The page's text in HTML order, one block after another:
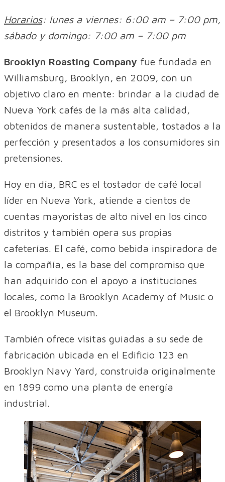
Horarios: lunes a viernes: 6:00 am – 7:00 pm,
sábado y domingo: 7:00 am – 7:00 pm
Brooklyn Roasting Company fue fundada en
Williamsburg, Brooklyn, en 2009, con un
objetivo claro en mente: brindar a la ciudad de
Nueva York cafés de la más alta calidad,
obtenidos de manera sustentable, tostados a la
perfección y presentados a los consumidores sin
pretensiones.
Hoy en día, BRC es el tostador de café local
líder en Nueva York, atiende a cientos de
cuentas mayoristas de alto nivel en los cinco
distritos y también opera sus propias
cafeterías. El café, como bebida inspiradora de
la compañía, es la base del compromiso que
han adquirido con el apoyo a instituciones
locales, como la Brooklyn Academy of Music o
el Brooklyn Museum.
También ofrece visitas guiadas a su sede de
fabricación ubicada en el Edificio 123 en
Brooklyn Navy Yard, construida originalmente
en 1899 como una planta de energía
industrial.